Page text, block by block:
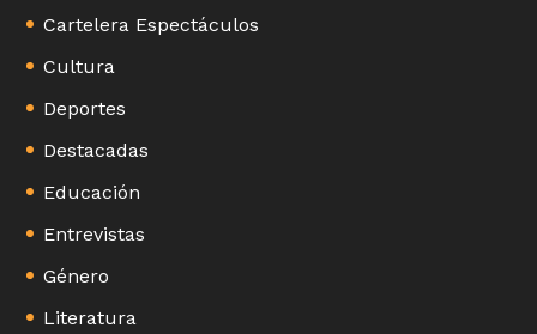
Cartelera Espectáculos
Cultura
Deportes
Destacadas
Educación
Entrevistas
Género
Literatura